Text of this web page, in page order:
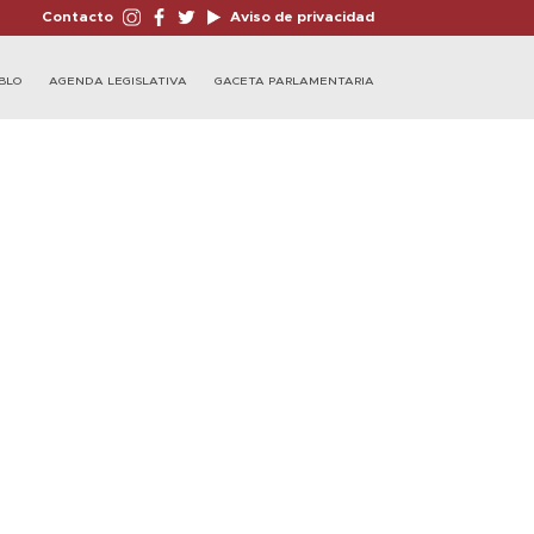
Contacto Aviso de privacidad
AGENDA LEGISLATIVA GACETA PARLAMENTARIA